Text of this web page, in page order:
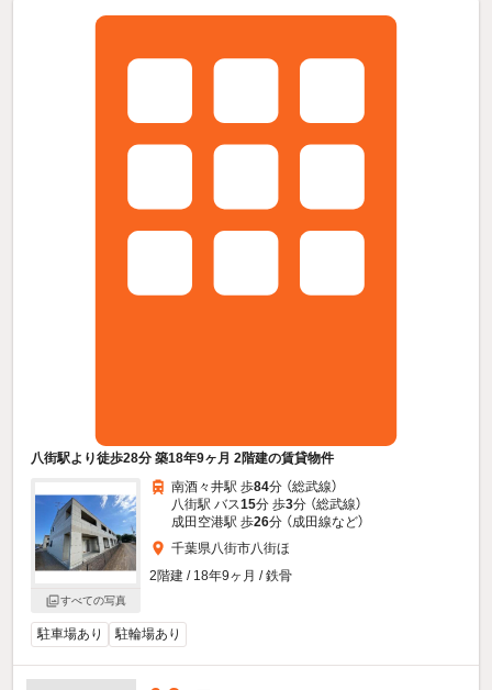
八街駅より徒歩28分 築18年9ヶ月 2階建の賃貸物件
すべての写真
南酒々井駅 歩84分 （総武線）
八街駅 バス15分 歩3分 （総武線）
成田空港駅 歩26分 （成田線など）
千葉県八街市八街ほ
2階建 / 18年9ヶ月 / 鉄骨
駐車場あり 駐輪場あり